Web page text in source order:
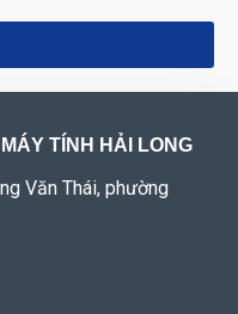
TÍNH HẢI LONG
Văn Thái, phường